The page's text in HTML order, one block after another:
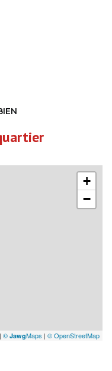
+
−
| © JawgMaps | © OpenStreetMap